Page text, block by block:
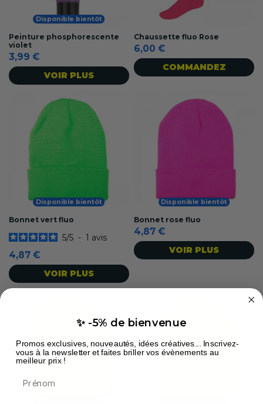
Disponible bientôt
Peinture phosphorescente
violet
3,99 €
VOIR PLUS
Chaussette fluo Rose
6,00 €
COMMANDEZ
Disponible bientôt
Bonnet vert fluo
5/5 - 1 avis
4,87 €
VOIR PLUS
Disponible bientôt
Bonnet rose fluo
4,87 €
VOIR PLUS
✨ -5% de bienvenue
Promos exclusives, nouveautés, idées créatives... Inscrivez-
vous à la newsletter et faites briller vos évènements au
meilleur prix !
Prénom